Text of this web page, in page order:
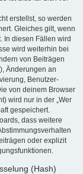
erstellst, so werden
Gleiches gilt, wenn
In diesen Fällen wird
wird weiterhin bei
von Beiträgen
Änderungen an
Benutzer-
von deinem Browser
wird nur in der „Wer
gespeichert.
dass weitere
oder explizit
(Hash)